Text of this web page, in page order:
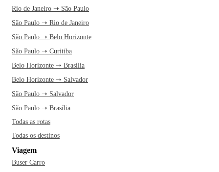
Rio de Janeiro ➝ São Paulo
São Paulo ➝ Rio de Janeiro
São Paulo ➝ Belo Horizonte
São Paulo ➝ Curitiba
Belo Horizonte ➝ Brasília
Belo Horizonte ➝ Salvador
São Paulo ➝ Salvador
São Paulo ➝ Brasília
Todas as rotas
Todas os destinos
Viagem
Buser Carro